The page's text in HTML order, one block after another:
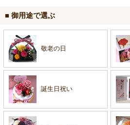
■ 御用途で選ぶ
敬老の日
誕生日祝い